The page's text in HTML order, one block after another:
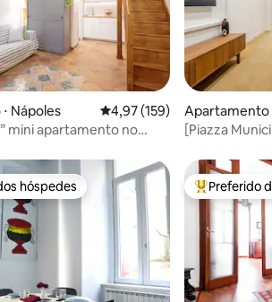
Nápoles 4,97 de uma avaliação
4,97 (159)
mini apartamento no
Apartamento
[Piazza
preferidos dos hóspedes
hóspedes Entre os
Preferido